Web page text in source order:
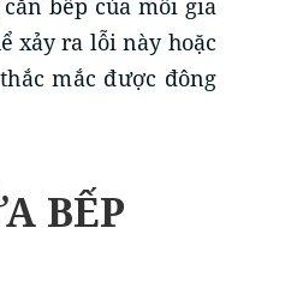
xảy ra lỗi này hoặc
mắc được đông
BẾP